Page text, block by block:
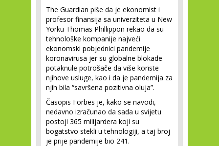
The Guardian piše da je ekonomist i
profesor finansija sa univerziteta u New
Yorku Thomas Phillippon rekao da su
tehnološke kompanije najveći
ekonomski pobjednici pandemije
koronavirusa jer su globalne blokade
potaknule potrošače da više koriste
njihove usluge, kao i da je pandemija za
njih bila “savršena pozitivna oluja”.
Časopis Forbes je, kako se navodi,
nedavno izračunao da sada u svijetu
postoji 365 milijardera koji su
bogatstvo stekli u tehnologiji, a taj broj
je prije pandemije bio 241.